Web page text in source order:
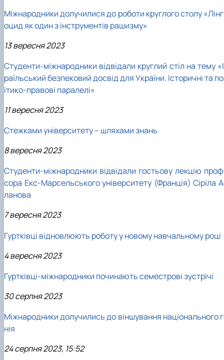
Міжнародники долучилися до роботи круглого столу
оцид як один з інструментів рашизму»
13 вересня 2023
Студенти-міжнародники відвідали круглий стіл на тему
раїльський безпековий досвід для України. Історичні та
ітико-правові паралелі»
11 вересня 2023
Стежками університету – шляхами знань
8 вересня 2023
Студенти-міжнародники відвідали гостьову лекцію
сора Екс-Марсельського університету (Франція) Сіріла
ланова
7 вересня 2023
Гуртківці відновлюють роботу у новому навчальному році
4 вересня 2023
Гуртківці-міжнародники починають семестрові зустрічі
30 серпня 2023
Міжнародники долучились до віншування національного
нія
24 серпня 2023, 15:52